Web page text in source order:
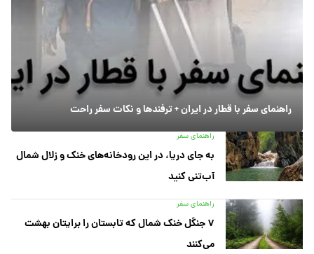
راهنمای سفر با قطار در ایران + ترفندها و نکات سفر راحت
راهنمای سفر
به جای دریا، در این رودخانه‌های خنک و زلال شمال
آب‌تنی کنید
راهنمای سفر
۷ جنگل خنک شمال که تابستان را برایتان بهشت
می‌کنند